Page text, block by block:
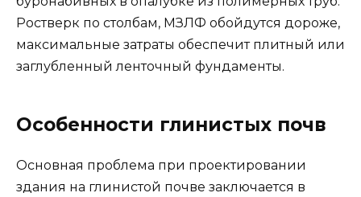
Ростверк по столбам, МЗЛФ обойдутся дороже,
максимальные затраты обеспечит плитный или
заглубленный ленточный фундаменты.
Особенности глинистых почв
Основная проблема при проектировании
здания на глинистой почве заключается в